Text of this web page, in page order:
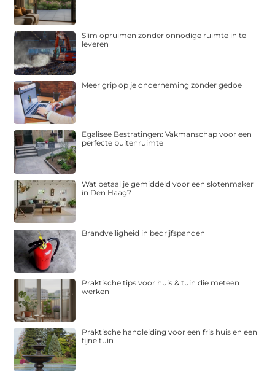
Slim opruimen zonder onnodige ruimte in te
leveren
Meer grip op je onderneming zonder gedoe
Egalisee Bestratingen: Vakmanschap voor een
perfecte buitenruimte
Wat betaal je gemiddeld voor een slotenmaker
in Den Haag?
Brandveiligheid in bedrijfspanden
Praktische tips voor huis & tuin die meteen
werken
Praktische handleiding voor een fris huis en een
fijne tuin